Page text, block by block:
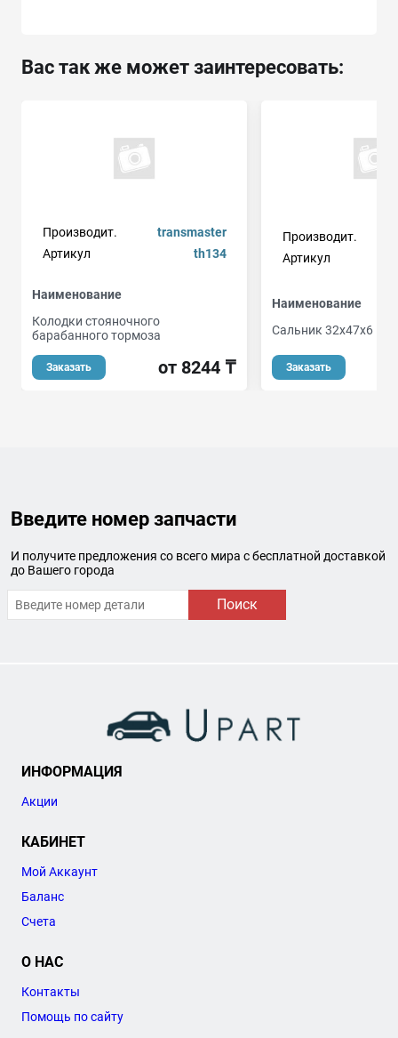
Вас так же может заинтересовать:
Производит.
transmaster
Артикул
th134
Наименование
Колодки стояночного
барабанного тормоза
Заказать от 8244 ₸
Производит.
Артикул
Наименование
Сальник 32x47x6
Заказать
Введите номер запчасти
И получите предложения со всего мира с бесплатной доставкой
до Вашего города
Поиск
ИНФОРМАЦИЯ
Акции
КАБИНЕТ
Мой Аккаунт
Баланс
Счета
О НАС
Контакты
Помощь по сайту